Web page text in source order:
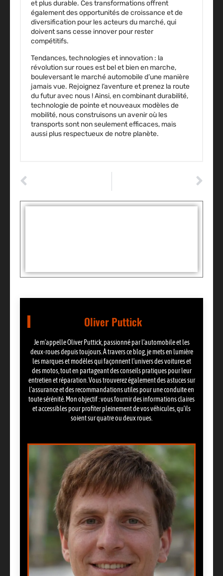
et plus durable. Ces transformations offrent
également des opportunités de croissance et de
diversification pour les acteurs du marché, qui
doivent sans cesse innover pour rester
compétitifs.
Tendances, technologies et innovation : la
révolution sur roues est bel et bien en marche,
bouleversant le marché automobile d’une manière
jamais vue. Rejoignez l’aventure et prenez la route
du futur avec nous ! Ainsi, en combinant durabilité,
technologie de pointe et nouveaux modèles de
mobilité, nous construisons un avenir où les
transports sont non seulement efficaces, mais
aussi plus respectueux de notre planète.
Oliver Puttick
Je m’appelle Oliver Puttick, passionné par l’automobile et les
deux-roues depuis toujours. À travers ce blog, je mets en lumière
les marques et modèles qui façonnent l’univers des voitures et
des motos, tout en partageant des conseils pratiques pour leur
entretien et réparation. Vous trouverez également des astuces sur
l’assurance et des recommandations utiles pour une conduite en
toute sérénité. Mon objectif : vous fournir des informations claires
et accessibles pour profiter pleinement de vos véhicules, qu’ils
soient sur quatre ou deux roues.